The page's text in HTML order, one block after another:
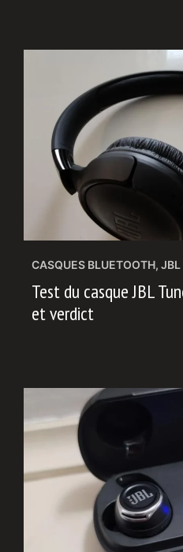
CASQUES BLUETOOTH, JBL
Test du casque JBL
et verdict